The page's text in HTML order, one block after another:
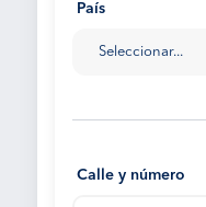
País
Seleccionar...
Calle y número